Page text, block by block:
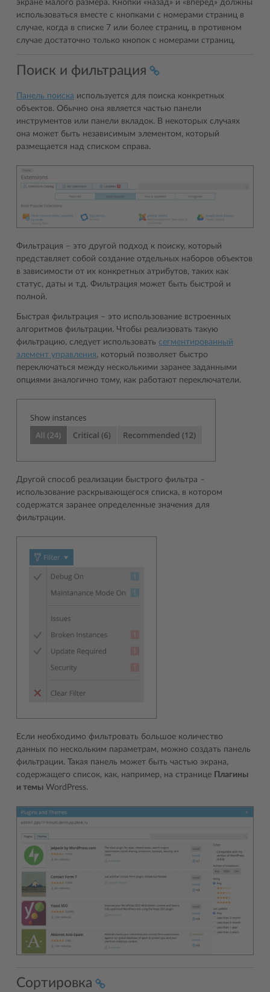
экране малого размера. Кнопки «назад» и «вперед» должны
использоваться вместе с кнопками с номерами страниц в
случае, когда в списке 7 или более страниц, в противном
случае достаточно только кнопок с номерами страниц.
Поиск и фильтрация
Панель поиска используется для поиска конкретных
объектов. Обычно она является частью панели
инструментов или панели вкладок. В некоторых случаях
она может быть независимым элементом, который
размещается над списком справа.
Фильтрация – это другой подход к поиску, который
представляет собой создание отдельных наборов объектов
в зависимости от их конкретных атрибутов, таких как
статус, даты и т.д. Фильтрация может быть быстрой и
полной.
Быстрая фильтрация – это использование встроенных
алгоритмов фильтрации. Чтобы реализовать такую
фильтрацию, следует использовать сегментированный
элемент управления, который позволяет быстро
переключаться между несколькими заранее заданными
опциями аналогично тому, как работают переключатели.
Другой способ реализации быстрого фильтра –
использование раскрывающегося списка, в котором
содержатся заранее определенные значения для
фильтрации.
Если необходимо фильтровать большое количество
данных по нескольким параметрам, можно создать панель
фильтрации. Такая панель может быть частью экрана,
содержащего список, как, например, на странице Плагины
и темы WordPress.
Сортировка